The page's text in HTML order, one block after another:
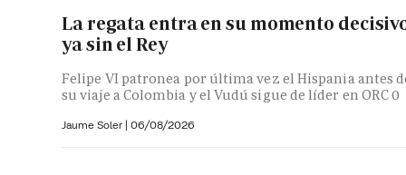
La regata entra en su momento
ya sin el Rey
Felipe VI patronea por última vez el Hispania antes
su viaje a Colombia y el Vudú sigue de líder en ORC 0
Jaume Soler | 06/08/2026